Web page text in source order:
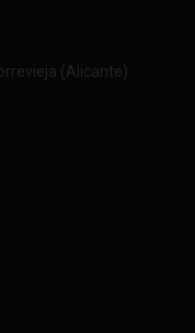
(Alicante)